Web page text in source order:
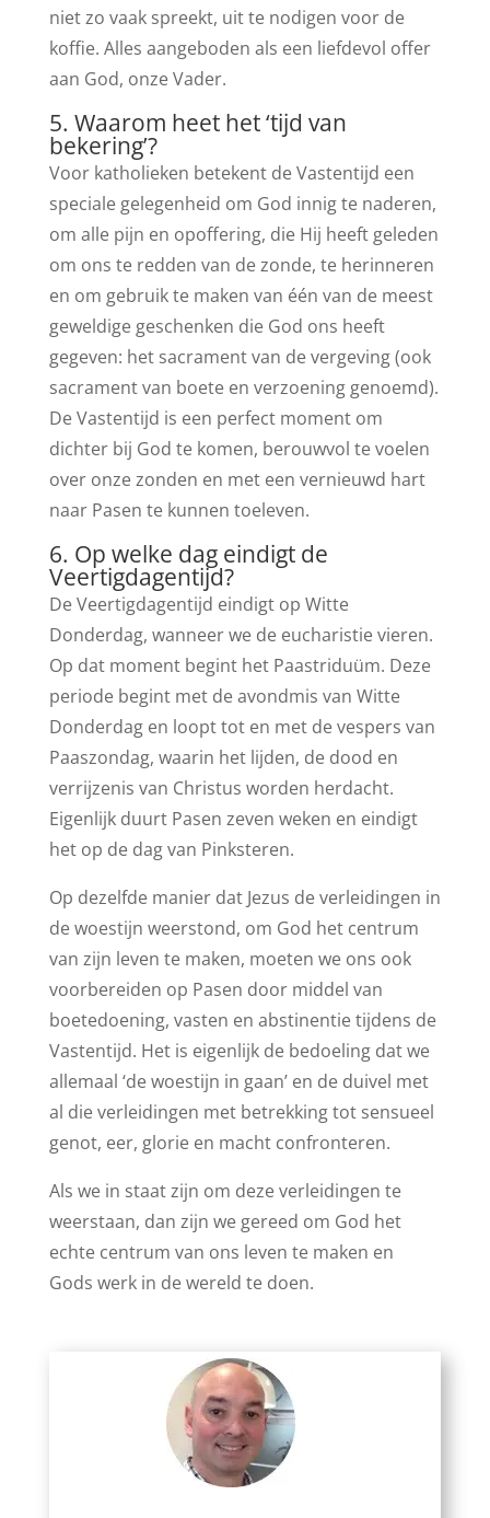
niet zo vaak spreekt, uit te nodigen voor de
koffie. Alles aangeboden als een liefdevol offer
aan God, onze Vader.
5. Waarom heet het ‘tijd van
bekering’?
Voor katholieken betekent de Vastentijd een
speciale gelegenheid om God innig te naderen,
om alle pijn en opoffering, die Hij heeft geleden
om ons te redden van de zonde, te herinneren
en om gebruik te maken van één van de meest
geweldige geschenken die God ons heeft
gegeven: het sacrament van de vergeving (ook
sacrament van boete en verzoening genoemd).
De Vastentijd is een perfect moment om
dichter bij God te komen, berouwvol te voelen
over onze zonden en met een vernieuwd hart
naar Pasen te kunnen toeleven.
6. Op welke dag eindigt de
Veertigdagentijd?
De Veertigdagentijd eindigt op Witte
Donderdag, wanneer we de eucharistie vieren.
Op dat moment begint het Paastriduüm. Deze
periode begint met de avondmis van Witte
Donderdag en loopt tot en met de vespers van
Paaszondag, waarin het lijden, de dood en
verrijzenis van Christus worden herdacht.
Eigenlijk duurt Pasen zeven weken en eindigt
het op de dag van Pinksteren.
Op dezelfde manier dat Jezus de verleidingen in
de woestijn weerstond, om God het centrum
van zijn leven te maken, moeten we ons ook
voorbereiden op Pasen door middel van
boetedoening, vasten en abstinentie tijdens de
Vastentijd. Het is eigenlijk de bedoeling dat we
allemaal ‘de woestijn in gaan’ en de duivel met
al die verleidingen met betrekking tot sensueel
genot, eer, glorie en macht confronteren.
Als we in staat zijn om deze verleidingen te
weerstaan, dan zijn we gereed om God het
echte centrum van ons leven te maken en
Gods werk in de wereld te doen.